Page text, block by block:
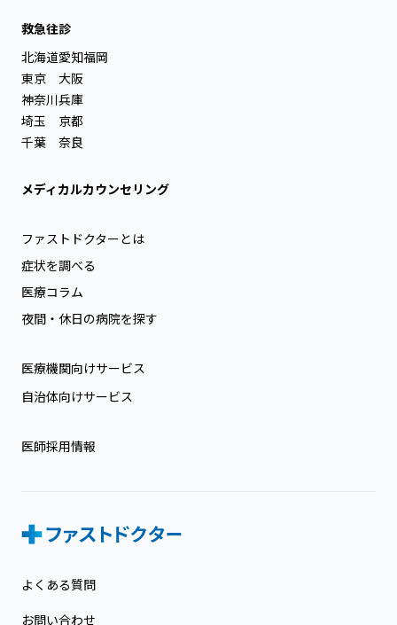
救急往診
北海道
東京
神奈川
埼玉
千葉
愛知
大阪
兵庫
京都
奈良
福岡
メディカルカウンセリング
ファストドクターとは
症状を調べる
医療コラム
夜間・休日の病院を探す
医療機関向けサービス
自治体向けサービス
医師採用情報
よくある質問
お問い合わせ